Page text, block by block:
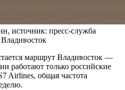
источник: пресс-служба
маршрут Владивосток —
работают только российские
Airlines, общая частота